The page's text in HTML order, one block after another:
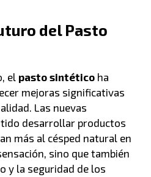
del Pasto
el pasto sintético ha
mejoras significativas
Las nuevas
desarrollar productos
más al césped natural en
sino que también
y la seguridad de los